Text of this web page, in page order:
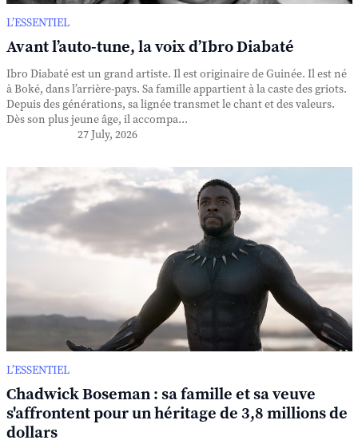
L’ESSENTIEL
Avant l’auto-tune, la voix d’Ibro Diabaté
Ibro Diabaté est un grand artiste. Il est originaire de Guinée. Il est né
à Boké, dans l’arrière-pays. Sa famille appartient à la caste des griots.
Depuis des générations, sa lignée transmet le chant et des valeurs.
Dès son plus jeune âge, il accompa...
27 July, 2026
L’ESSENTIEL
Chadwick Boseman : sa famille et sa veuve
s'affrontent pour un héritage de 3,8 millions de
dollars